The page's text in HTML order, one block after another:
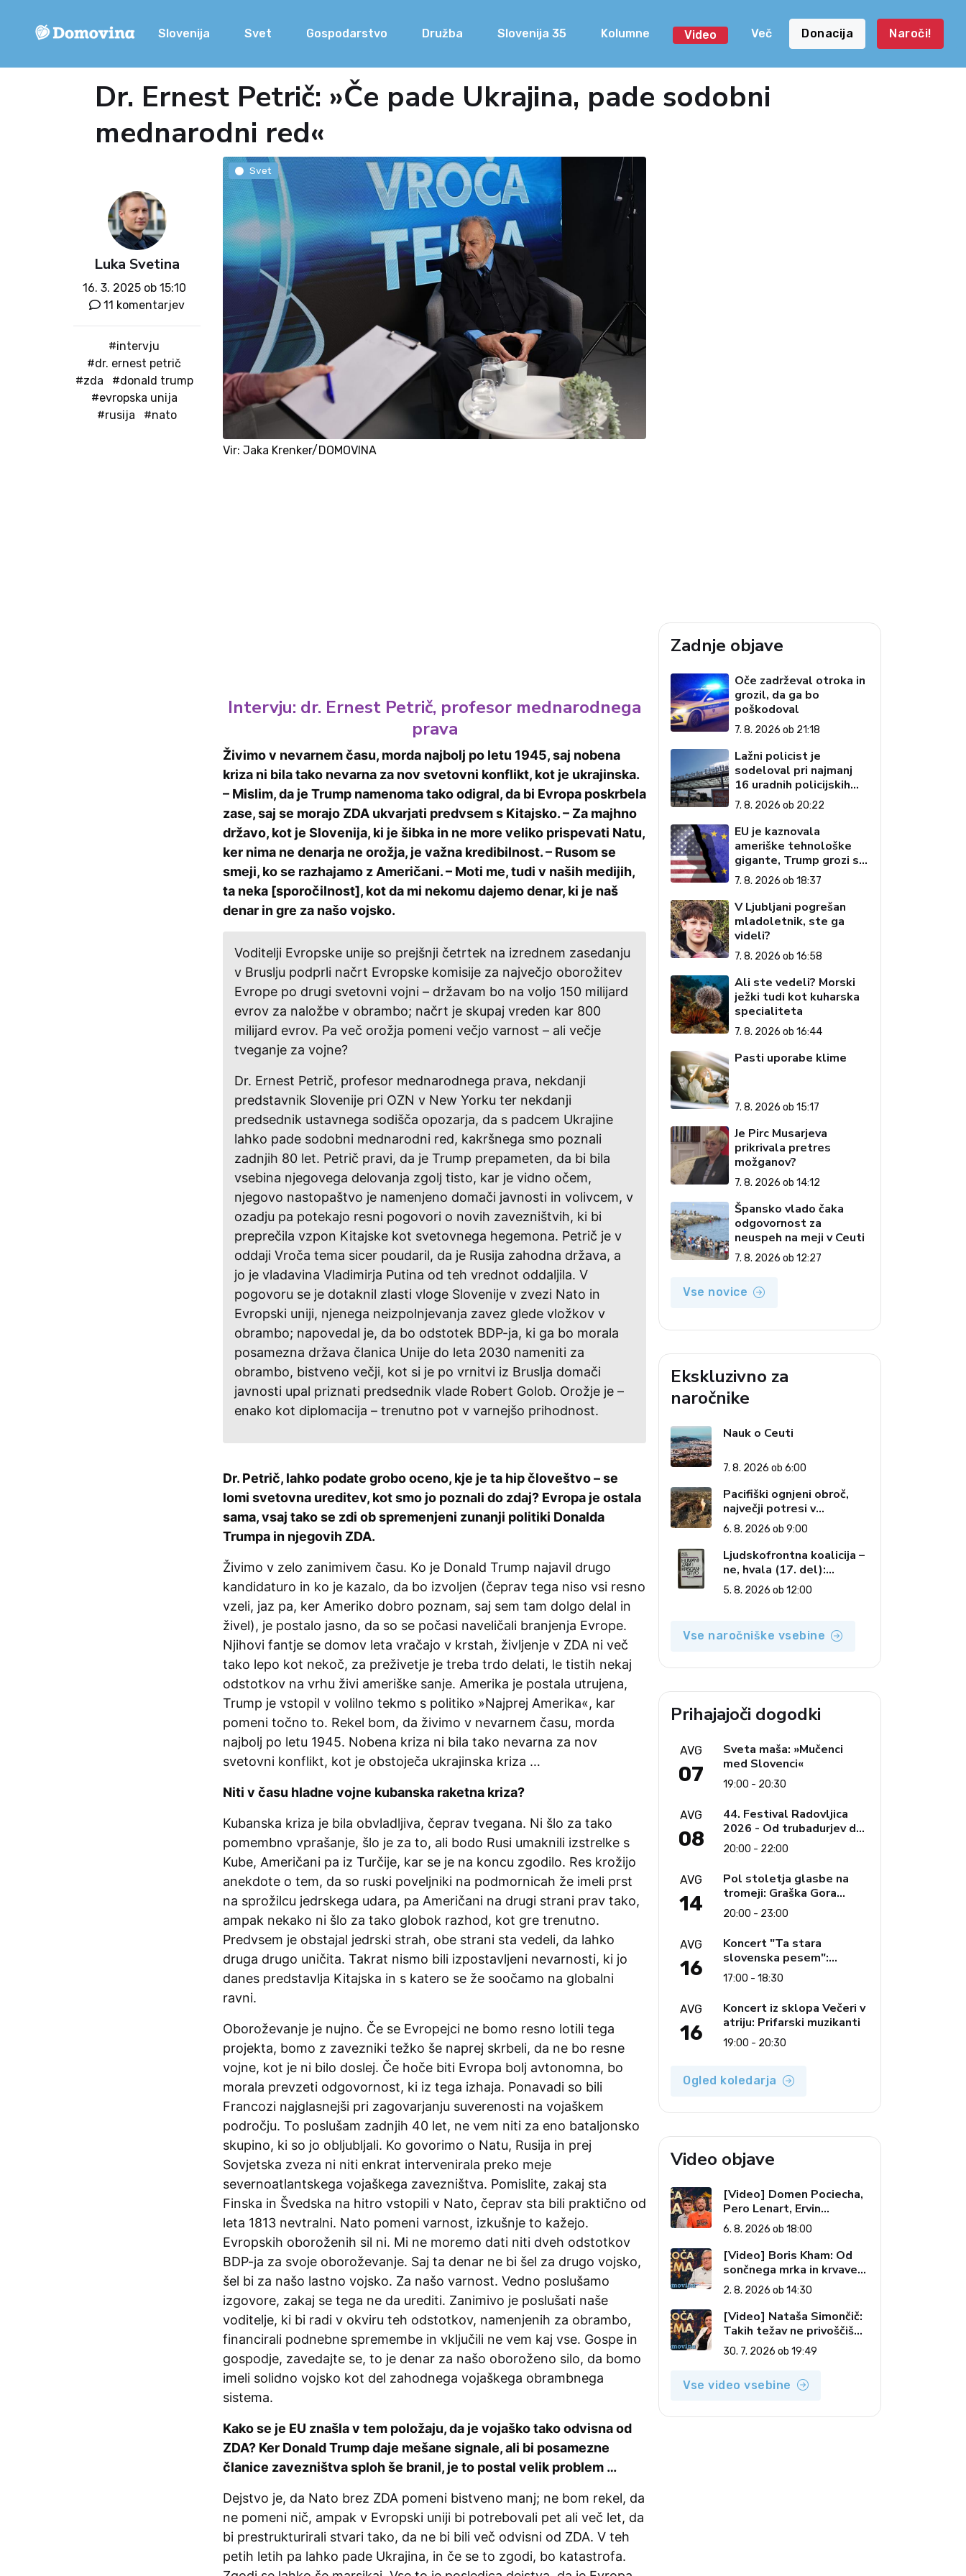
Slovenija Svet Gospodarstvo Družba Slovenija 35 Kolumne Video Več Donacija Naroči!
Dr. Ernest Petrič: »Če pade Ukrajina, pade sodobni
mednarodni red«
Luka Svetina
16. 3. 2025 ob 15:10
11 komentarjev
#intervju
#dr. ernest petrič
#zda
#donald trump
#evropska unija
#rusija
#nato
Vir: Jaka Krenker/DOMOVINA
Svet
Intervju: dr. Ernest Petrič, profesor mednarodnega
prava
Živimo v nevarnem času, morda najbolj po letu 1945, saj nobena
kriza ni bila tako nevarna za nov svetovni konflikt, kot je ukrajinska.
– Mislim, da je Trump namenoma tako odigral, da bi Evropa poskrbela
zase, saj se morajo ZDA ukvarjati predvsem s Kitajsko. – Za majhno
državo, kot je Slovenija, ki je šibka in ne more veliko prispevati Natu,
ker nima ne denarja ne orožja, je važna kredibilnost. – Rusom se
smeji, ko se razhajamo z Američani. – Moti me, tudi v naših medijih,
ta neka [sporočilnost], kot da mi nekomu dajemo denar, ki je naš
denar in gre za našo vojsko.
Voditelji Evropske unije so prejšnji četrtek na izrednem zasedanju
v Bruslju podprli načrt Evropske komisije za največjo oborožitev
Evrope po drugi svetovni vojni – državam bo na voljo 150 milijard
evrov za naložbe v obrambo; načrt je skupaj vreden kar 800
milijard evrov. Pa več orožja pomeni večjo varnost – ali večje
tveganje za vojne?
Dr. Ernest Petrič, profesor mednarodnega prava, nekdanji
predstavnik Slovenije pri OZN v New Yorku ter nekdanji
predsednik ustavnega sodišča opozarja, da s padcem Ukrajine
lahko pade sodobni mednarodni red, kakršnega smo poznali
zadnjih 80 let. Petrič pravi, da je Trump prepameten, da bi bila
vsebina njegovega delovanja zgolj tisto, kar je vidno očem,
njegovo nastopaštvo je namenjeno domači javnosti in volivcem, v
ozadju pa potekajo resni pogovori o novih zavezništvih, ki bi
preprečila vzpon Kitajske kot svetovnega hegemona. Petrič je v
oddaji Vroča tema sicer poudaril, da je Rusija zahodna država, a
jo je vladavina Vladimirja Putina od teh vrednot oddaljila. V
pogovoru se je dotaknil zlasti vloge Slovenije v zvezi Nato in
Evropski uniji, njenega neizpolnjevanja zavez glede vložkov v
obrambo; napovedal je, da bo odstotek BDP-ja, ki ga bo morala
posamezna država članica Unije do leta 2030 nameniti za
obrambo, bistveno večji, kot si je po vrnitvi iz Bruslja domači
javnosti upal priznati predsednik vlade Robert Golob. Orožje je –
enako kot diplomacija – trenutno pot v varnejšo prihodnost.
Dr. Petrič, lahko podate grobo oceno, kje je ta hip človeštvo – se
lomi svetovna ureditev, kot smo jo poznali do zdaj? Evropa je ostala
sama, vsaj tako se zdi ob spremenjeni zunanji politiki Donalda
Trumpa in njegovih ZDA.
Živimo v zelo zanimivem času. Ko je Donald Trump najavil drugo
kandidaturo in ko je kazalo, da bo izvoljen (čeprav tega niso vsi resno
vzeli, jaz pa, ker Ameriko dobro poznam, saj sem tam dolgo delal in
živel), je postalo jasno, da so se počasi naveličali branjenja Evrope.
Njihovi fantje se domov leta vračajo v krstah, življenje v ZDA ni več
tako lepo kot nekoč, za preživetje je treba trdo delati, le tistih nekaj
odstotkov na vrhu živi ameriške sanje. Amerika je postala utrujena,
Trump je vstopil v volilno tekmo s politiko »Najprej Amerika«, kar
pomeni točno to. Rekel bom, da živimo v nevarnem času, morda
najbolj po letu 1945. Nobena kriza ni bila tako nevarna za nov
svetovni konflikt, kot je obstoječa ukrajinska kriza …
Niti v času hladne vojne kubanska raketna kriza?
Kubanska kriza je bila obvladljiva, čeprav tvegana. Ni šlo za tako
pomembno vprašanje, šlo je za to, ali bodo Rusi umaknili izstrelke s
Kube, Američani pa iz Turčije, kar se je na koncu zgodilo. Res krožijo
anekdote o tem, da so ruski poveljniki na podmornicah že imeli prst
na sprožilcu jedrskega udara, pa Američani na drugi strani prav tako,
ampak nekako ni šlo za tako globok razhod, kot gre trenutno.
Predvsem je obstajal jedrski strah, obe strani sta vedeli, da lahko
druga drugo uničita. Takrat nismo bili izpostavljeni nevarnosti, ki jo
danes predstavlja Kitajska in s katero se že soočamo na globalni
ravni.
Oboroževanje je nujno. Če se Evropejci ne bomo resno lotili tega
projekta, bomo z zavezniki težko še naprej skrbeli, da ne bo resne
vojne, kot je ni bilo doslej. Če hoče biti Evropa bolj avtonomna, bo
morala prevzeti odgovornost, ki iz tega izhaja. Ponavadi so bili
Francozi najglasnejši pri zagovarjanju suverenosti na vojaškem
področju. To poslušam zadnjih 40 let, ne vem niti za eno bataljonsko
skupino, ki so jo obljubljali. Ko govorimo o Natu, Rusija in prej
Sovjetska zveza ni niti enkrat intervenirala preko meje
severnoatlantskega vojaškega zavezništva. Pomislite, zakaj sta
Finska in Švedska na hitro vstopili v Nato, čeprav sta bili praktično od
leta 1813 nevtralni. Nato pomeni varnost, izkušnje to kažejo.
Evropskih oboroženih sil ni. Mi ne moremo dati niti dveh odstotkov
BDP-ja za svoje oboroževanje. Saj ta denar ne bi šel za drugo vojsko,
šel bi za našo lastno vojsko. Za našo varnost. Vedno poslušamo
izgovore, zakaj se tega ne da urediti. Zanimivo je poslušati naše
voditelje, ki bi radi v okviru teh odstotkov, namenjenih za obrambo,
financirali podnebne spremembe in vključili ne vem kaj vse. Gospe in
gospodje, zavedajte se, to je denar za našo oboroženo silo, da bomo
imeli solidno vojsko kot del zahodnega vojaškega obrambnega
sistema.
Kako se je EU znašla v tem položaju, da je vojaško tako odvisna od
ZDA? Ker Donald Trump daje mešane signale, ali bi posamezne
članice zavezništva sploh še branil, je to postal velik problem …
Dejstvo je, da Nato brez ZDA pomeni bistveno manj; ne bom rekel, da
ne pomeni nič, ampak v Evropski uniji bi potrebovali pet ali več let, da
bi prestrukturirali stvari tako, da ne bi bili več odvisni od ZDA. V teh
petih letih pa lahko pade Ukrajina, in če se to zgodi, bo katastrofa.
Zadnje objave
Oče zadrževal otroka in
grozil, da ga bo
poškodoval
7. 8. 2026 ob 21:18
Lažni policist je
sodeloval pri najmanj
16 uradnih policijskih
postopkih
7. 8. 2026 ob 20:22
EU je kaznovala
ameriške tehnološke
gigante, Trump grozi s
carinami
7. 8. 2026 ob 18:37
V Ljubljani pogrešan
mladoletnik, ste ga
videli?
7. 8. 2026 ob 16:58
Ali ste vedeli? Morski
ježki tudi kot kuharska
specialiteta
7. 8. 2026 ob 16:44
Pasti uporabe klime
7. 8. 2026 ob 15:17
Je Pirc Musarjeva
prikrivala pretres
možganov?
7. 8. 2026 ob 14:12
Špansko vlado čaka
odgovornost za
neuspeh na meji v Ceuti
7. 8. 2026 ob 12:27
Vse novice
Ekskluzivno za
naročnike
Nauk o Ceuti
7. 8. 2026 ob 6:00
Pacifiški ognjeni obroč,
največji potresi v
zgodovini in cena pozabe
6. 8. 2026 ob 9:00
Ljudskofrontna koalicija –
ne, hvala (17. del):
Priprave na sestop z
oblasti – dvorska
delu: Revija 2000 in
revolucionarna izvotlitev
5. 8. 2026 ob 12:00
Vse naročniške vsebine
Prihajajoči dogodki
AVG
07
Sveta maša: »Mučenci
med Slovenci«
19:00 - 20:30
AVG
08
44. Festival Radovljica
2026 - Od trubadurjev do
Brahmsa
20:00 - 22:00
AVG
14
Pol stoletja glasbe na
tromeji: Graška Gora
obeležuje 50. jubilejni
festival narodno-zabavne
glasbe
20:00 - 23:00
AVG
16
Koncert "Ta stara
slovenska pesem":
Ljudski pevci Jezerci
17:00 - 18:30
AVG
16
Koncert iz sklopa Večeri v
atriju: Prifarski muzikanti
19:00 - 20:30
Ogled koledarja
Video objave
[Video] Domen Pociecha,
Pero Lenart, Ervin
Kostanjšek: Šport
specialcev (Vroča tema, 6.
8. 2026)
6. 8. 2026 ob 18:00
[Video] Boris Kham: Od
sončnega mrka in krvave
lune do slovenskih
pečatov v vesolju (Vroča
tema, 2. 8. 2026)
2. 8. 2026 ob 14:30
[Video] Nataša Simončič:
Takih težav ne privoščiš
nikomur (Vroča tema, 30.
7. 2026)
30. 7. 2026 ob 19:49
Vse video vsebine